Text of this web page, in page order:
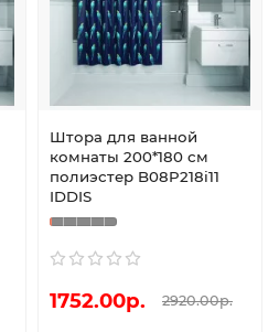
Штора для ванной
комнаты 200*180 см
полиэстер B08P218i11
IDDIS
1752.00р. 2920.00р.